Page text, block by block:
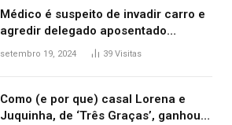
Médico é suspeito de invadir carro e
agredir delegado aposentado
durante confusão no trânsito
setembro 19, 2024 39 Visitas
Como (e por que) casal Lorena e
Juquinha, de ‘Três Graças’, ganhou